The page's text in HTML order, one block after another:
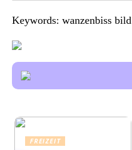
Keywords: wanzenbiss bild
FREIZEIT